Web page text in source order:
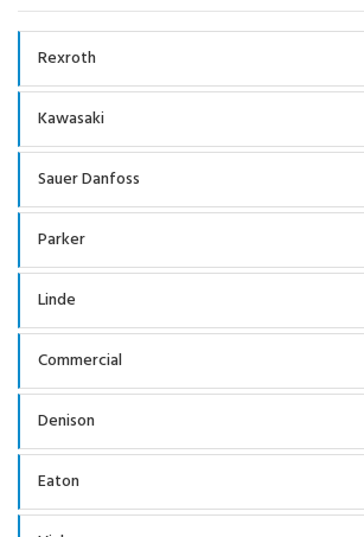
Rexroth
Kawasaki
Sauer Danfoss
Parker
Linde
Commercial
Denison
Eaton